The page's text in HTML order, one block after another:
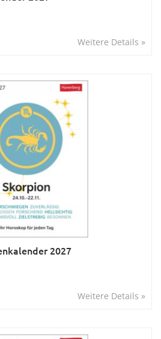
Weitere Details »
2027
Weitere Details »